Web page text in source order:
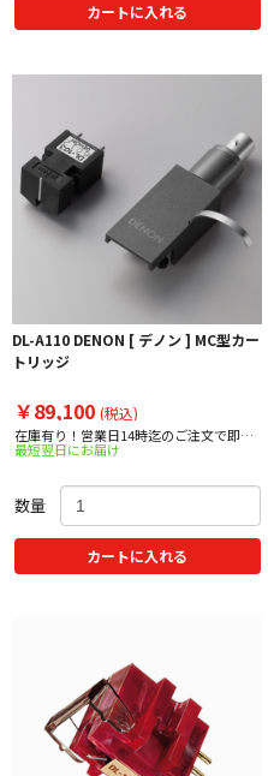
カートに入れる
DL-A110 DENON [ デノン ] MC型カー
トリッジ
￥89,100 (税込)
在庫有り！営業日14時迄のご注文で即日
出荷！
最短翌日にお届け
数量
カートに入れる